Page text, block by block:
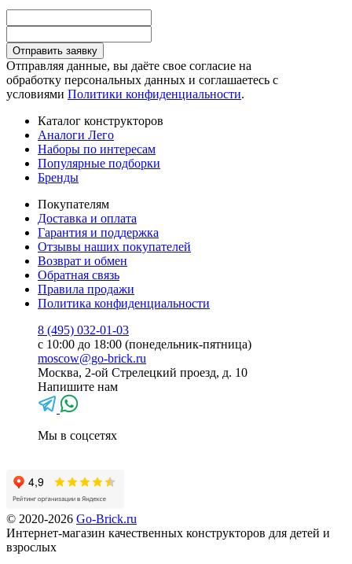
Отправить заявку
Отправляя данные, вы даёте свое согласие на
обработку персональных данных и соглашаетесь с
условиями Политики конфиденциальности.
Каталог конструкторов
Аналоги Лего
Наборы по интересам
Популярные подборки
Бренды
Покупателям
Доставка и оплата
Гарантия и поддержка
Отзывы наших покупателей
Возврат и обмен
Обратная связь
Правила продажи
Политика конфиденциальности
8 (495) 032-01-03
с 10:00 до 18:00 (понедельник-пятница)
moscow@go-brick.ru
Москва, 2-ой Стрелецкий проезд, д. 10
Напишите нам
Мы в соцсетях
© 2020-2026 Go-Brick.ru
Интернет-магазин качественных конструкторов для детей и
взрослых